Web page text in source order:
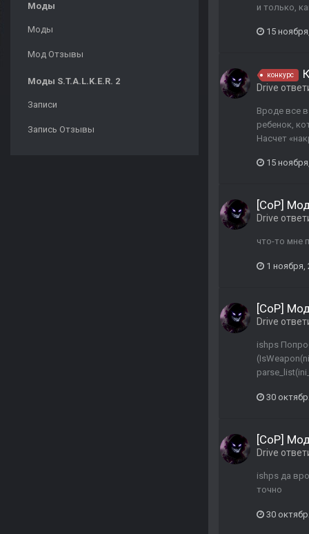
Моды
Моды
Мод Отзывы
Моды S.T.A.L.K.E.R. 2
Записи
Запись Отзывы
и только,
15
конкурс
Drive
Вроде все
ребенок,
Насчет
15
[CoP]
Drive
что-то мне
1 ноября,
[CoP]
Drive
ishps
30
[CoP]
Drive
ishps да
точно
30